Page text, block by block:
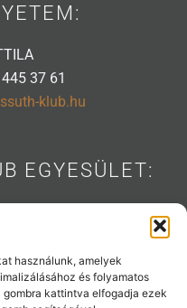
használunk, amelyek
és folyamatos
kattintva elfogadja ezek
37 61
klub.hu
EGYESÜLET:
klub.hu